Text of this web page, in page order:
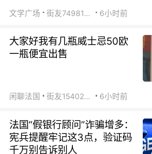
文学广场 街友74981146 6小时前
大家好我有几瓶威士忌50欧
一瓶便宜出售
闲聊法国 街友15402223 6小时前
法国“假银行顾问”诈骗增多：
宪兵提醒牢记这3点，验证码
千万别告诉别人